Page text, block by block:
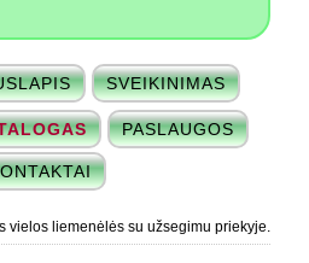
SVEIKINIMAS
PASLAUGOS
vielos liemenėlės su užsegimu priekyje.